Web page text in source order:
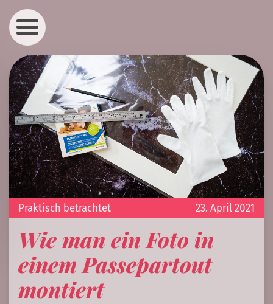
23. April 2021
Praktisch betrachtet
Wie man ein Foto in
einem Passepartout
montiert